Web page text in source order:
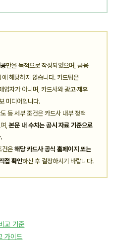
만을 목적으로 작성되었으며, 금융
에 해당하지 않습니다. 카드팁은
업자가 아니며, 카드사와 광고·제휴
미디어입니다.
도 등 세부 조건은 카드사 내부 정책
며,본문 내 수치는 공시 자료 기준으로
건은 해당 카드사 공식 홈페이지 또는
접 확인하신 후 결정하시기 바랍니다.
교 기준
가이드